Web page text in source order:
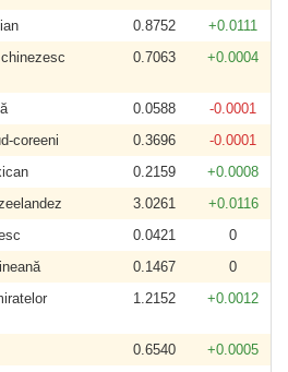
0.8752
+0.0111
0.7063 +0.0004
0.0588
-0.0001
coreeni 0.3696
-0.0001
0.2159
+0.0008
3.0261
+0.0116
0.0421
0
0.1467
0
1.2152 +0.0012
0.6540
+0.0005